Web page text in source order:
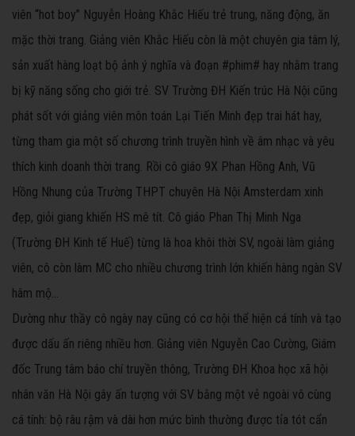
viên “hot boy” Nguyễn Hoàng Khắc Hiếu trẻ trung, năng động, ăn
mặc thời trang. Giảng viên Khắc Hiếu còn là một chuyên gia tâm lý,
sản xuất hàng loạt bộ ảnh ý nghĩa và đoạn #phim# hay nhằm trang
bị kỹ năng sống cho giới trẻ. SV Trường ĐH Kiến trúc Hà Nội cũng
phát sốt với giảng viên môn toán Lại Tiến Minh đẹp trai hát hay,
từng tham gia một số chương trình truyền hình về âm nhạc và yêu
thích kinh doanh thời trang. Rồi cô giáo 9X Phan Hồng Anh, Vũ
Hồng Nhung của Trường THPT chuyên Hà Nội Amsterdam xinh
đẹp, giỏi giang khiến HS mê tít. Cô giáo Phan Thị Minh Nga
(Trường ĐH Kinh tế Huế) từng là hoa khôi thời SV, ngoài làm giảng
viên, cô còn làm MC cho nhiều chương trình lớn khiến hàng ngàn SV
hâm mộ...
Dường như thầy cô ngày nay cũng có cơ hội thể hiện cá tính và tạo
được dấu ấn riêng nhiều hơn. Giảng viên Nguyễn Cao Cường, Giám
đốc Trung tâm báo chí truyền thông, Trường ĐH Khoa học xã hội
nhân văn Hà Nội gây ấn tượng với SV bằng một vẻ ngoài vô cùng
cá tính: bộ râu rậm và dài hơn mức bình thường được tỉa tót cẩn